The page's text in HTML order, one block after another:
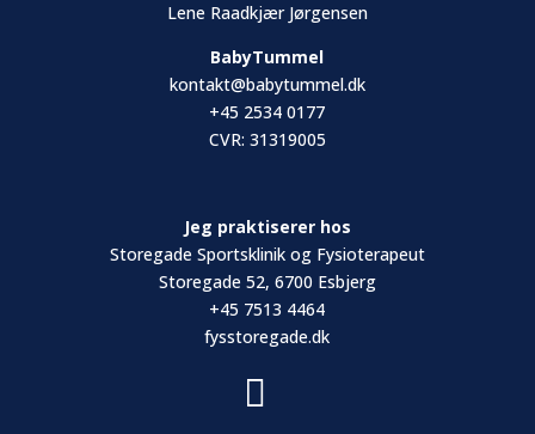
Lene Raadkjær Jørgensen
BabyTummel
kontakt@babytummel.dk
+45 2534 0177
CVR: 31319005
Jeg praktiserer hos
Storegade Sportsklinik og Fysioterapeut
Storegade 52, 6700 Esbjerg
+45 7513 4464
fysstoregade.dk
